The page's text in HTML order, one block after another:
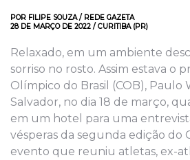
POR FILIPE SOUZA / REDE GAZETA
28 DE MARÇO DE 2022 / CURITIBA (PR)
Relaxado, em um ambiente
sorriso no rosto. Assim estava o
Olímpico do Brasil (COB), Paulo
Salvador, no dia 18 de março,
em um hotel para uma
vésperas da segunda edição do
evento que reuniu atletas, ex-